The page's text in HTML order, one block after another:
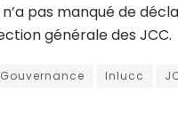
pas manqué de
générale des JCC.
Gouvernance Inlucc